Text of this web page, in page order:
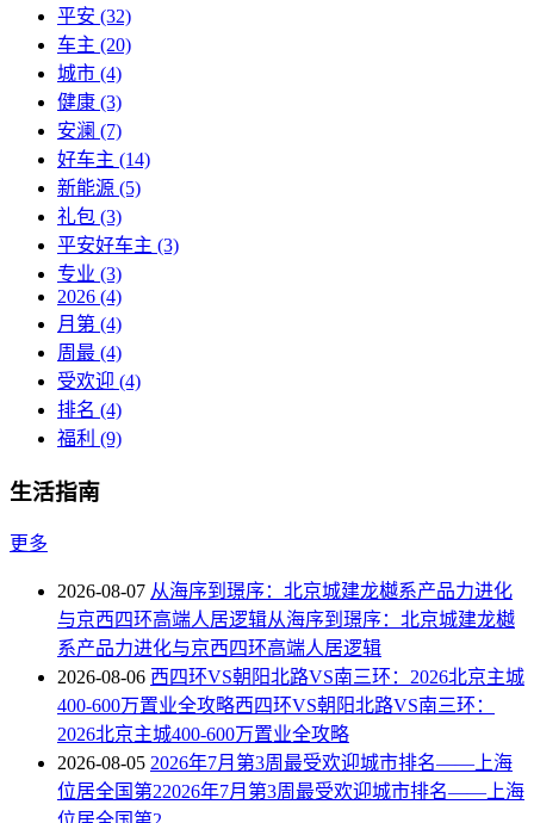
平安 (32)
车主 (20)
城市 (4)
健康 (3)
安澜 (7)
好车主 (14)
新能源 (5)
礼包 (3)
平安好车主 (3)
专业 (3)
2026 (4)
月第 (4)
周最 (4)
受欢迎 (4)
排名 (4)
福利 (9)
生活指南
更多
2026-08-07 从海序到璟序：北京城建龙樾系产品力进化
与京西四环高端人居逻辑从海序到璟序：北京城建龙樾
系产品力进化与京西四环高端人居逻辑
2026-08-06 西四环VS朝阳北路VS南三环：2026北京主城
400-600万置业全攻略西四环VS朝阳北路VS南三环：
2026北京主城400-600万置业全攻略
2026-08-05 2026年7月第3周最受欢迎城市排名——上海
位居全国第22026年7月第3周最受欢迎城市排名——上海